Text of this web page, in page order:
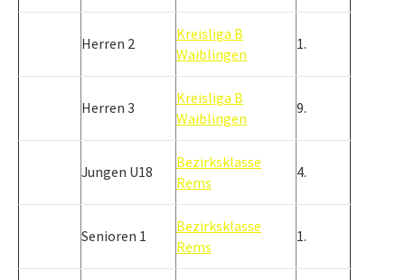
Herren 2
Kreisliga B
Waiblingen
1.
Herren 3
Kreisliga B
Waiblingen
9.
Jungen U18
Bezirksklasse
Rems
4.
Senioren 1
Bezirksklasse
Rems
1.